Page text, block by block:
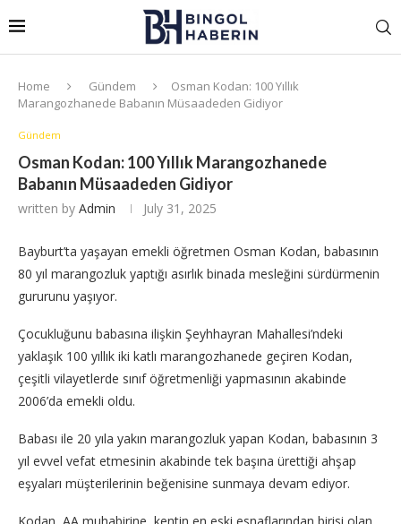
Home Gündem
Osman Kodan: 100 Yıllık
Marangozhanede Babanın Müsaadeden Gidiyor
Gündem
Osman Kodan: 100 Yıllık Marangozhanede
Babanın Müsaadeden Gidiyor
written by Admin July 31, 2025
Bayburt’ta yaşayan emekli öğretmen Osman Kodan, babasının
80 yıl marangozluk yaptığı asırlık binada mesleğini sürdürmenin
gururunu yaşıyor.
Çocukluğunu babasına ilişkin Şeyhhayran Mahallesi’ndeki
yaklaşık 100 yıllık iki katlı marangozhanede geçiren Kodan,
çeşitli vilayetlerde sınıf öğretmenliği yapmasının akabinde
2006’da emekli oldu.
Babası ile 20 yıla yakın marangozluk yapan Kodan, babasının 3
yıl evvel vefat etmesinin akabinde tek başına ürettiği ahşap
eşyaları müşterilerinin beğenisine sunmaya devam ediyor.